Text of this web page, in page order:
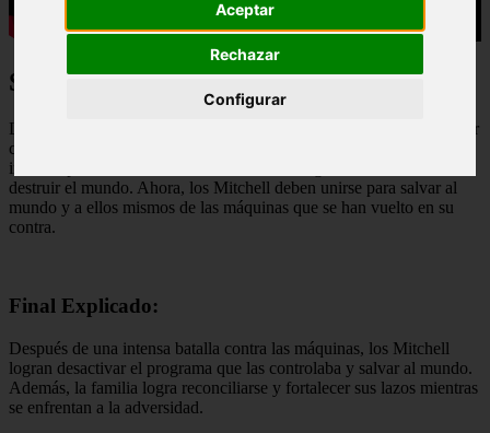
Aceptar
Rechazar
Configurar
Sinopsis:
Los Mitchell son una familia disfuncional que se une en un viaje por
carretera para llevar a su hija a la universidad. Pero su viaje se ve
interrumpido cuando una revolución tecnológica amenaza con
destruir el mundo. Ahora, los Mitchell deben unirse para salvar al
mundo y a ellos mismos de las máquinas que se han vuelto en su
contra.
Final Explicado:
Después de una intensa batalla contra las máquinas, los Mitchell
logran desactivar el programa que las controlaba y salvar al mundo.
Además, la familia logra reconciliarse y fortalecer sus lazos mientras
se enfrentan a la adversidad.